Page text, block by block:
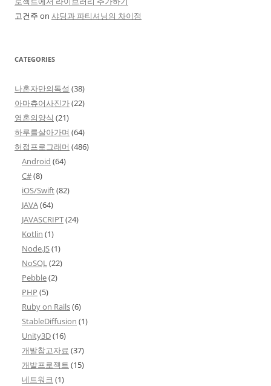
고건주 on 샤딩과 파티셔닝의 차이점
CATEGORIES
나혼자만의독설 (38)
아마츄어사진가(22)
영혼의양식 (21)
하루를살아가며 (64)
허접프로그래머 (486)
Android (64)
C#(8)
iOS/Swift(82)
JAVA(64)
JAVASCRIPT(24)
Kotlin (1)
Node.JS(1)
NoSQL(22)
Pebble(2)
PHP (5)
Ruby on Rails(6)
StableDiffusion (1)
Unity3D(16)
개발참고자료 (37)
개발프로젝트 (15)
네트워크 (1)